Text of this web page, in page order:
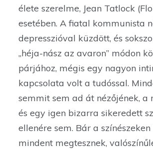
élete szerelme, Jean Tatlock
esetében. A fiatal kommunista
depresszióval küzdött, és
„héja-nász az avaron” módon
párjához, mégis egy nagyon
kapcsolata volt a tudóssal.
semmit sem ad át nézőjének, a
és egy igen bizarra sikeredett
ellenére sem. Bár a
mindent megtesznek,